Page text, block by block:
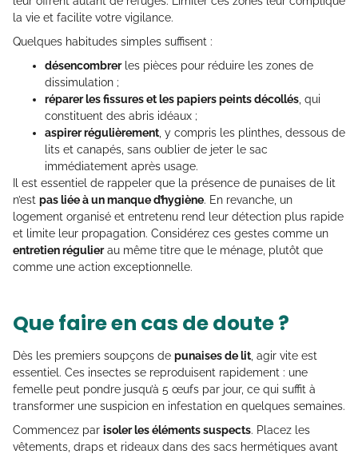
la vie et facilite votre vigilance.
Quelques habitudes simples suffisent :
désencombrerles pièces pour réduire les zones de
dissimulation ;
réparer les fissures et les papiers peints décollés , qui
constituent des abris idéaux ;
aspirer régulièrement , y compris les plinthes, dessous de
lits et canapés, sans oublier de jeter le sac
immédiatement après usage.
Il est essentiel de rappeler que la présence de punaises de lit
n’est pas liée à un manque d’hygiène. En revanche, un
logement organisé et entretenu rend leur détection plus rapide
et limite leur propagation. Considérez ces gestes comme un
entretien régulierau même titre que le ménage, plutôt que
comme une action exceptionnelle.
Que faire en cas de doute ?
Dès les premiers soupçons de punaises de lit , agir vite est
essentiel. Ces insectes se reproduisent rapidement : une
femelle peut pondre jusqu’à 5 œufs par jour, ce qui suffit à
transformer une suspicion en infestation en quelques semaines.
Commencez par isoler les éléments suspects. Placez les
vêtements, draps et rideaux dans des sacs hermétiques avant